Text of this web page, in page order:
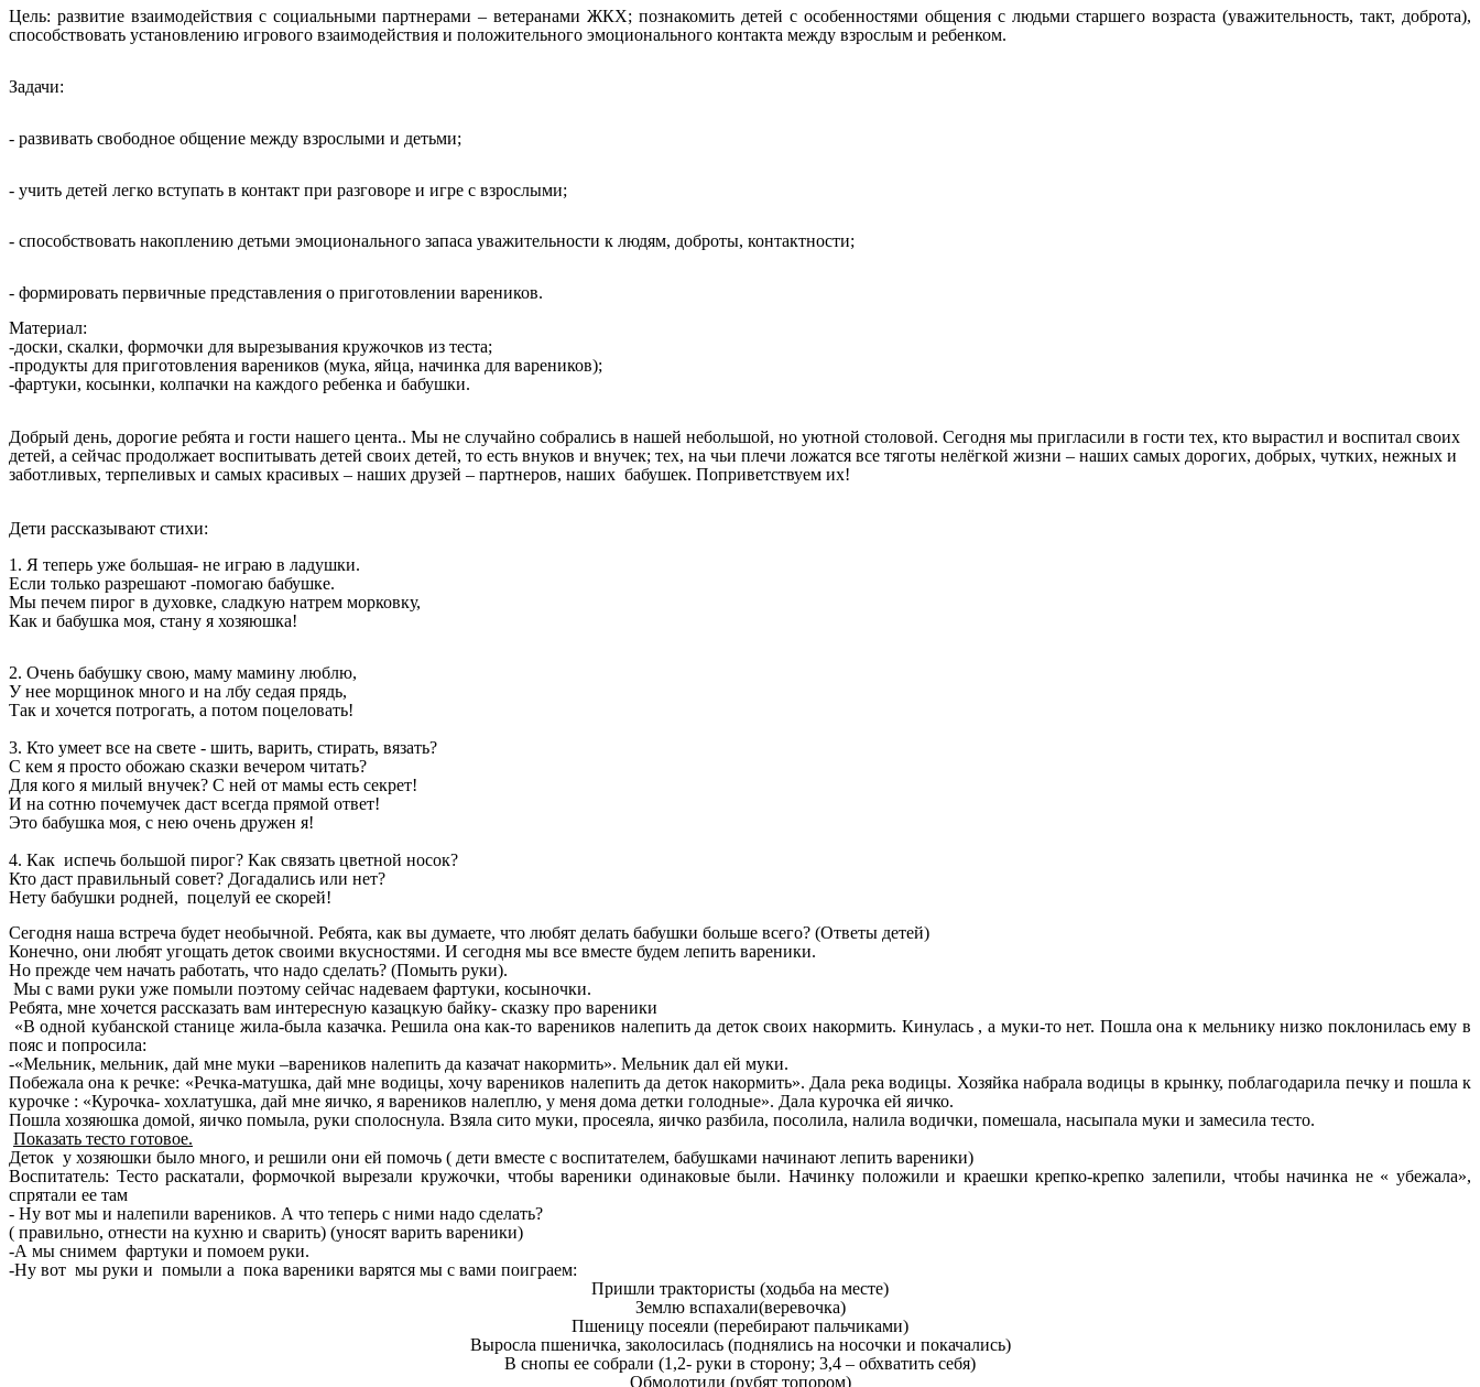
Цель: развитие взаимодействия с социальными партнерами – ветеранами ЖКХ; познакомить детей с особенностями общения с людьми старшего возраста (уважительность, такт, доброта),
способствовать установлению игрового взаимодействия и положительного эмоционального контакта между взрослым и ребенком.
Задачи:
- развивать свободное общение между взрослыми и детьми;
- учить детей легко вступать в контакт при разговоре и игре с взрослыми;
- способствовать накоплению детьми эмоционального запаса уважительности к людям, доброты, контактности;
- формировать первичные представления о приготовлении вареников.
Материал:
-доски, скалки, формочки для вырезывания кружочков из теста;
-продукты для приготовления вареников (мука, яйца, начинка для вареников);
-фартуки, косынки, колпачки на каждого ребенка и бабушки.
Добрый день, дорогие ребята и гости нашего цента.. Мы не случайно собрались в нашей небольшой, но уютной столовой. Сегодня мы пригласили в гости тех, кто вырастил и воспитал своих
детей, а сейчас продолжает воспитывать детей своих детей, то есть внуков и внучек; тех, на чьи плечи ложатся все тяготы нелёгкой жизни – наших самых дорогих, добрых, чутких, нежных и
заботливых, терпеливых и самых красивых – наших друзей – партнеров, наших бабушек. Поприветствуем их!
Дети рассказывают стихи:
1. Я теперь уже большая- не играю в ладушки.
Если только разрешают -помогаю бабушке.
Мы печем пирог в духовке, сладкую натрем морковку,
Как и бабушка моя, стану я хозяюшка!
2. Очень бабушку свою, маму мамину люблю,
У нее морщинок много и на лбу седая прядь,
Так и хочется потрогать, а потом поцеловать!
3. Кто умеет все на свете - шить, варить, стирать, вязать?
С кем я просто обожаю сказки вечером читать?
Для кого я милый внучек? С ней от мамы есть секрет!
И на сотню почемучек даст всегда прямой ответ!
Это бабушка моя, с нею очень дружен я!
4. Как испечь большой пирог? Как связать цветной носок?
Кто даст правильный совет? Догадались или нет?
Нету бабушки родней, поцелуй ее скорей!
Сегодня наша встреча будет необычной. Ребята, как вы думаете, что любят делать бабушки больше всего? (Ответы детей)
Конечно, они любят угощать деток своими вкусностями. И сегодня мы все вместе будем лепить вареники.
Но прежде чем начать работать, что надо сделать? (Помыть руки).
Мы с вами руки уже помыли поэтому сейчас надеваем фартуки, косыночки.
Ребята, мне хочется рассказать вам интересную казацкую байку- сказку про вареники
«В одной кубанской станице жила-была казачка. Решила она как-то вареников налепить да деток своих накормить. Кинулась , а муки-то нет. Пошла она к мельнику низко поклонилась ему в
пояс и попросила:
-«Мельник, мельник, дай мне муки –вареников налепить да казачат накормить». Мельник дал ей муки.
Побежала она к речке: «Речка-матушка, дай мне водицы, хочу вареников налепить да деток накормить». Дала река водицы. Хозяйка набрала водицы в крынку, поблагодарила печку и пошла к
курочке : «Курочка- хохлатушка, дай мне яичко, я вареников налеплю, у меня дома детки голодные». Дала курочка ей яичко.
Пошла хозяюшка домой, яичко помыла, руки сполоснула. Взяла сито муки, просеяла, яичко разбила, посолила, налила водички, помешала, насыпала муки и замесила тесто.
Показать тесто готовое.
Деток у хозяюшки было много, и решили они ей помочь ( дети вместе с воспитателем, бабушками начинают лепить вареники)
Воспитатель: Тесто раскатали, формочкой вырезали кружочки, чтобы вареники одинаковые были. Начинку положили и краешки крепко-крепко залепили, чтобы начинка не « убежала»,
спрятали ее там
- Ну вот мы и налепили вареников. А что теперь с ними надо сделать?
( правильно, отнести на кухню и сварить) (уносят варить вареники)
-А мы снимем фартуки и помоем руки.
-Ну вот мы руки и помыли а пока вареники варятся мы с вами поиграем:
Пришли трактористы (ходьба на месте)
Землю вспахали(веревочка)
Пшеницу посеяли (перебирают пальчиками)
Выросла пшеничка, заколосилась (поднялись на носочки и покачались)
В снопы ее собрали (1,2- руки в сторону; 3,4 – обхватить себя)
Обмолотили (рубят топором)